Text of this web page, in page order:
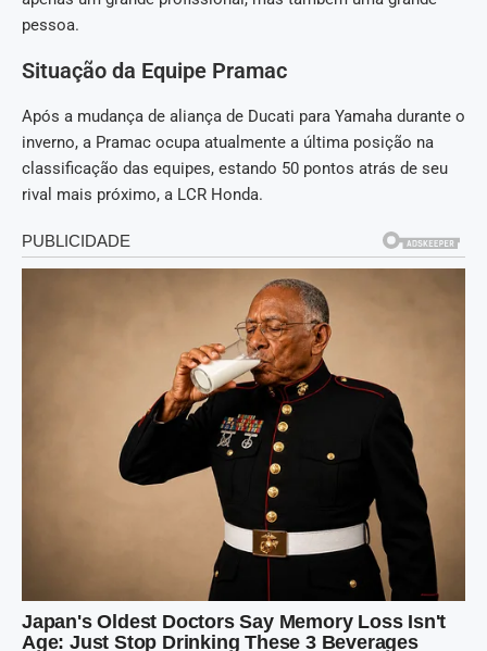
pessoa.
Situação da Equipe Pramac
Após a mudança de aliança de Ducati para Yamaha durante o
inverno, a Pramac ocupa atualmente a última posição na
classificação das equipes, estando 50 pontos atrás de seu
rival mais próximo, a LCR Honda.